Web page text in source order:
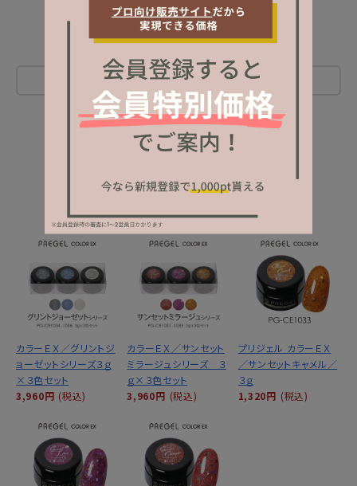
レビューを書く
新着商品
カラーＥＸ／グリントジ
ョーゼットシリーズ３ｇ
×３色セット
3,960円 (税込)
カラーＥＸ／サンセット
ミラージュシリーズ ３
ｇ×３色セット
3,960円 (税込)
プリジェル カラーＥＸ
／サンセットキャメル／
３ｇ
1,320円 (税込)